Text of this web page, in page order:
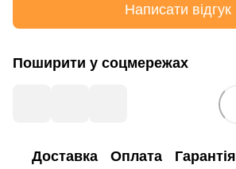
Написати відгук
Поширити у соцмережах
Доставка Оплата Гарантія